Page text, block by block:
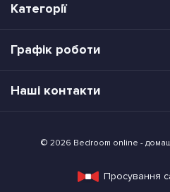
Категорії
Графік роботи
Наші контакти
© 2026 Bedroom online -
Просування